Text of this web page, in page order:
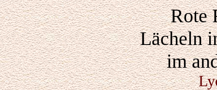
Rote
Lächeln
im